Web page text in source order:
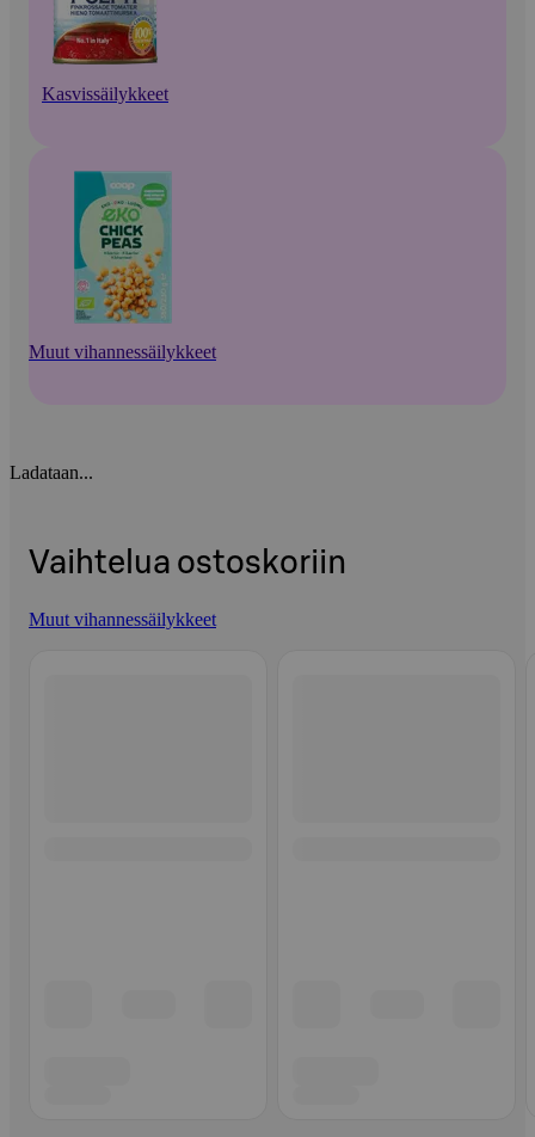
Kasvissäilykkeet
Muut vihannessäilykkeet
Ladataan...
Vaihtelua ostoskoriin
Muut vihannessäilykkeet